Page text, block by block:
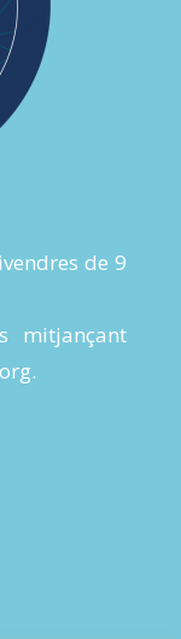
de 9
mitjançant
.